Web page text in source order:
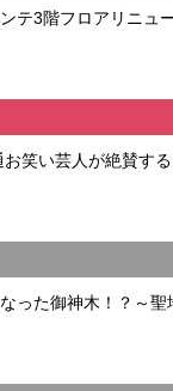
テ3階フロアリニュ
お笑い芸人が絶賛す
った御神木！？～